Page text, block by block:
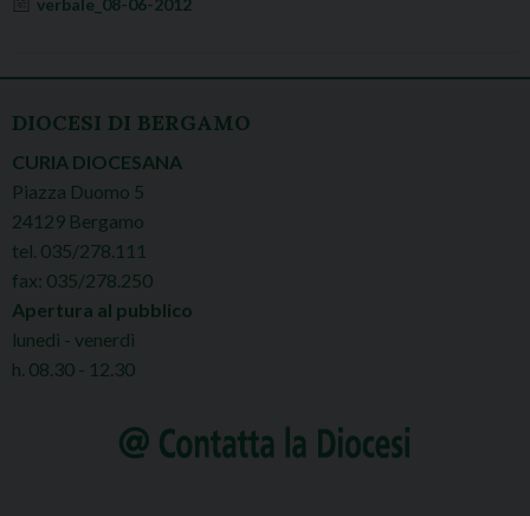
verbale_08-06-2012
DIOCESI DI BERGAMO
CURIA DIOCESANA
Piazza Duomo 5
24129 Bergamo
tel. 035/278.111
fax: 035/278.250
Apertura al pubblico
lunedì - venerdì
h. 08.30 - 12.30